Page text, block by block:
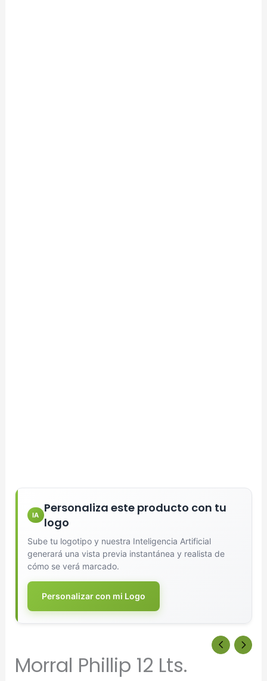
IA
Personaliza este producto con tu
logo
Sube tu logotipo y nuestra Inteligencia Artificial
generará una vista previa instantánea y realista de
cómo se verá marcado.
Personalizar con mi Logo
Diseñador de Vistas Previas
con IA
×
Formatos: PNG, JPG, SVG (Max. 5MB). Se recomienda fondo
transparente.
Morral Phillip 12 Lts.